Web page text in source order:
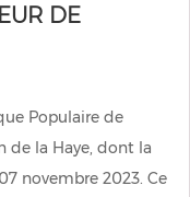
DE
Populaire de
de la Haye, dont la
novembre 2023. Ce